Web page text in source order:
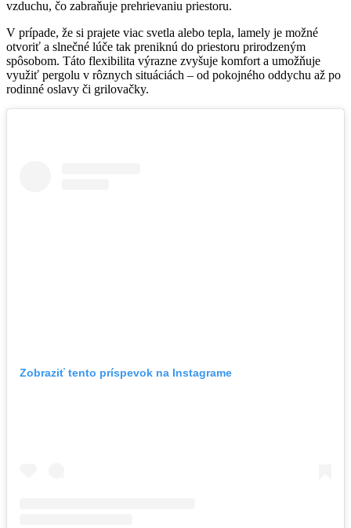
vzduchu, čo zabraňuje prehrievaniu priestoru.
V prípade, že si prajete viac svetla alebo tepla, lamely je možné
otvoriť a slnečné lúče tak preniknú do priestoru prirodzeným
spôsobom. Táto flexibilita výrazne zvyšuje komfort a umožňuje
využiť pergolu v rôznych situáciách – od pokojného oddychu až po
rodinné oslavy či grilovačky.
Zobraziť tento príspevok na Instagrame